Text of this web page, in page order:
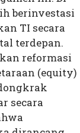
berinvestasi
TI secara
terdepan.
reformasi
(equity)
secara